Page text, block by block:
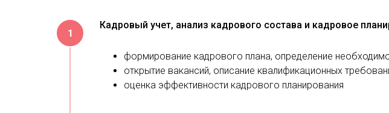
Кадровый учет, анализ кадрового состава и кадровое
формирование кадрового плана, определение
открытие вакансий, описание квалификационных
оценка эффективности кадрового планирования